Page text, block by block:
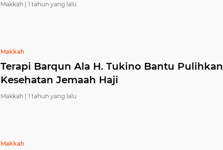
Makkah | 1 tahun yang lalu
Makkah
Terapi Barqun Ala H. Tukino Bantu Pulihkan
Kesehatan Jemaah Haji
Makkah | 1 tahun yang lalu
Makkah